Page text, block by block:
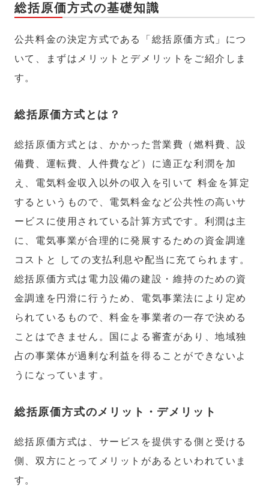
総括原価方式の基礎知識
公共料金の決定方式である「総括原価方式」につ
いて、まずはメリットとデメリットをご紹介しま
す。
総括原価方式とは？
総括原価方式とは、かかった営業費（燃料費、設
備費、運転費、人件費など）に適正な利潤を加
え、電気料金収入以外の収入を引いて 料金を算定
するというもので、電気料金など公共性の高いサ
ービスに使用されている計算方式です。利潤は主
に、電気事業が合理的に発展するための資金調達
コストと しての支払利息や配当に充てられます。
総括原価方式は電力設備の建設・維持のための資
金調達を円滑に行うため、電気事業法により定め
られているもので、料金を事業者の一存で決める
ことはできません。国による審査があり、地域独
占の事業体が過剰な利益を得ることができないよ
うになっています。
総括原価方式のメリット・デメリット
総括原価方式は、サービスを提供する側と受ける
側、双方にとってメリットがあるといわれていま
す。